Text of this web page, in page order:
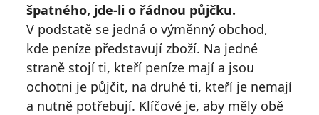
špatného, jde-li o řádnou půjčku.
V podstatě se jedná o výměnný obchod,
kde peníze představují zboží. Na jedné
straně stojí ti, kteří peníze mají a jsou
ochotni je půjčit, na druhé ti, kteří je nemají
a nutně potřebují. Klíčové je, aby měly obě